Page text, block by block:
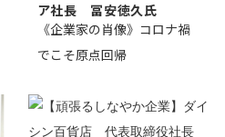
ア社長 冨安徳久氏
《企業家の肖像》コロナ禍
でこそ原点回帰